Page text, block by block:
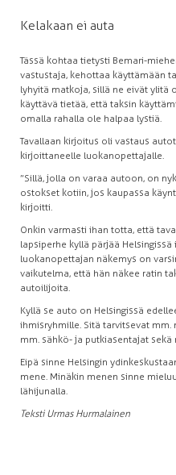
Kelakaan ei auta
Tässä kohtaa tietysti Bemari-
vastustaja, kehottaa käyttämään
lyhyitä matkoja, sillä ne eivät ylitä
käyttävä tietää, että taksin
omalla rahalla ole halpaa lystiä.
Tavallaan kirjoitus oli vastaus
kirjoittaneelle luokanopettajalle.
”Sillä, jolla on varaa autoon, on
ostokset kotiin, jos kaupassa
kirjoitti.
Onkin varmasti ihan totta, että
lapsiperhe kyllä pärjää
luokanopettajan näkemys on
vaikutelma, että hän näkee ratin
autoilijoita.
Kyllä se auto on Helsingissä
ihmisryhmille. Sitä tarvitsevat
mm. sähkö- ja putkiasentajat sekä
Eipä sinne Helsingin
mene. Minäkin menen sinne
lähijunalla.
Teksti Urmas Hurmalainen